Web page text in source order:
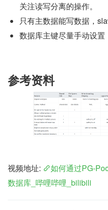
关注读写分离的操作。
只有主数据能写数据，
数据库主键尽量手动设置
参考资料
视频地址:
如何通过PG-
数据库_哔哩哔哩_bilibili